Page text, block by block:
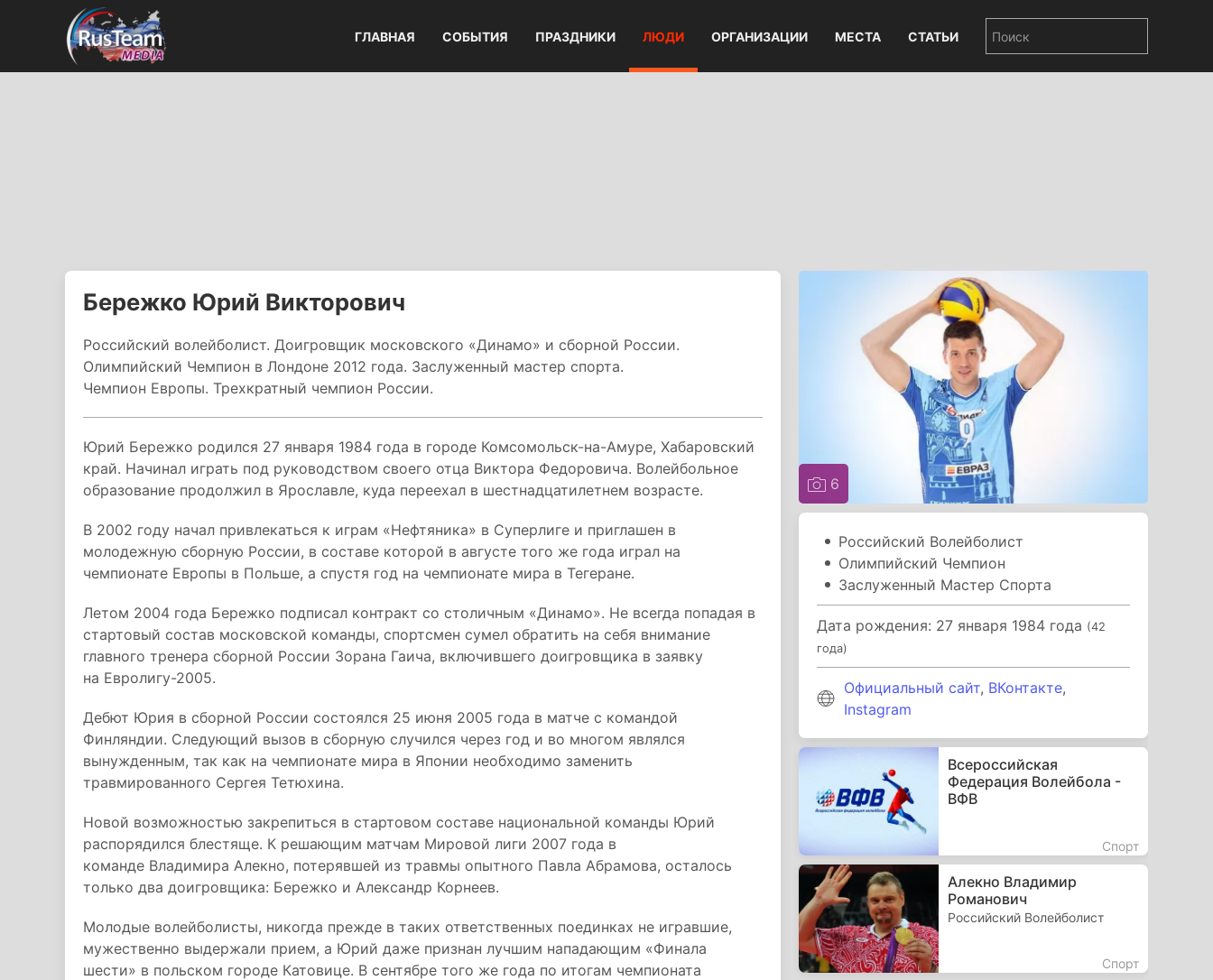
ГЛАВНАЯ СОБЫТИЯ ПРАЗДНИКИ ЛЮДИ ОРГАНИЗАЦИИ МЕСТА СТАТЬИ
Бережко Юрий Викторович
Российский волейболист. Доигровщик московского «Динамо» и сборной России.
Олимпийский Чемпион в Лондоне 2012 года. Заслуженный мастер спорта.
Чемпион Европы. Трехкратный чемпион России.
Юрий Бережко родился 27 января 1984 года в городе Комсомольск-на-Амуре, Хабаровский
край. Начинал играть под руководством своего отца Виктора Федоровича. Волейбольное
образование продолжил в Ярославле, куда переехал в шестнадцатилетнем возрасте.
В 2002 году начал привлекаться к играм «Нефтяника» в Суперлиге и приглашен в
молодежную сборную России, в составе которой в августе того же года играл на
чемпионате Европы в Польше, а спустя год на чемпионате мира в Тегеране.
Летом 2004 года Бережко подписал контракт со столичным «Динамо». Не всегда попадая в
стартовый состав московской команды, спортсмен сумел обратить на себя внимание
главного тренера сборной России Зорана Гаича, включившего доигровщика в заявку
на Евролигу-2005.
Дебют Юрия в сборной России состоялся 25 июня 2005 года в матче с командой
Финляндии. Следующий вызов в сборную случился через год и во многом являлся
вынужденным, так как на чемпионате мира в Японии необходимо заменить
травмированного Сергея Тетюхина.
Новой возможностью закрепиться в стартовом составе национальной команды Юрий
распорядился блестяще. К решающим матчам Мировой лиги 2007 года в
команде Владимира Алекно, потерявшей из травмы опытного Павла Абрамова, осталось
только два доигровщика: Бережко и Александр Корнеев.
Молодые волейболисты, никогда прежде в таких ответственных поединках не игравшие,
мужественно выдержали прием, а Юрий даже признан лучшим нападающим «Финала
шести» в польском городе Катовице. В сентябре того же года по итогам чемпионата
6
Российский Волейболист
Олимпийский Чемпион
Заслуженный Мастер Спорта
Дата рождения: 27 января 1984 года (42
года)
Официальный сайт, ВКонтакте,
Instagram
Всероссийская
Федерация Волейбола -
ВФВ
Спорт
Алекно Владимир
Романович
Российский Волейболист
Спорт